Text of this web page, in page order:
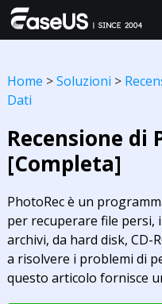
Home >Soluzioni >
Dati
Recensione di
[Completa]
PhotoRec è un
per recuperare file persi,
archivi, da hard disk,
a risolvere i problemi di
questo articolo fornisce